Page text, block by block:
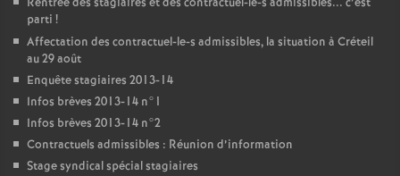
parti !
Affectation des contractuel-le-s admissibles, la situation à Créteil
au 29 août
Enquête stagiaires 2013-14
Infos brèves 2013-14 n°1
Infos brèves 2013-14 n°2
Contractuels admissibles : Réunion d’information
Stage syndical spécial stagiaires